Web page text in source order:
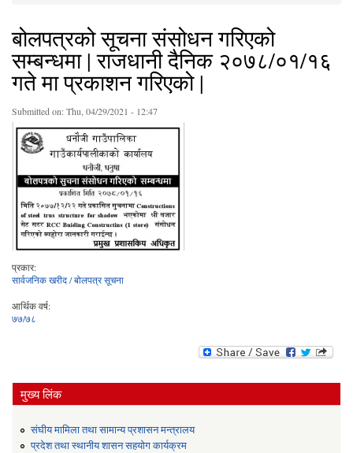
बोलपत्रको सूचना संसोधन गरिएको
सम्बन्धमा | राजधानी दैनिक २०७८/०१/१६
गते मा प्रकाशन गरिएको |
Submitted on:Thu, 04/29/2021 - 12:47
प्रकार:
सार्वजनिक खरीद / बोलपत्र सूचना
आर्थिक वर्ष:
७७/७८
मुख्य लिंक
संघीय मामिला तथा सामान्य प्रशासन मन्त्रालय
प्रदेश तथा स्थानीय शासन सहयोग कार्यक्रम